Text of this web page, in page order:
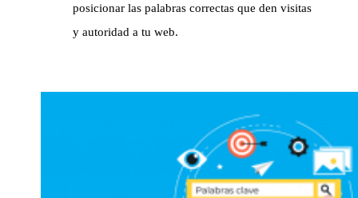
posicionar las palabras correctas que den visitas
y autoridad a tu web.